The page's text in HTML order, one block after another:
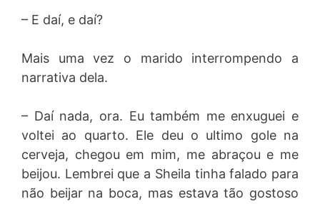
– E daí, e daí?
Mais uma vez o marido interrompendo a
narrativa dela.
– Daí nada, ora. Eu também me enxuguei e
voltei ao quarto. Ele deu o ultimo gole na
cerveja, chegou em mim, me abraçou e me
beijou. Lembrei que a Sheila tinha falado para
não beijar na boca, mas estava tão gostoso